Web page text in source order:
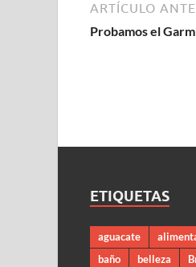
ARTÍCULO
Probamos el
ETIQUETAS
aguacate
baño
belleza